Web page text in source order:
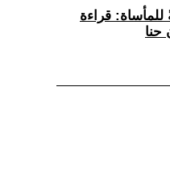
للمأساة: قراءة